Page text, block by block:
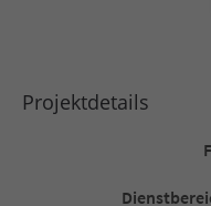
Projektdetails